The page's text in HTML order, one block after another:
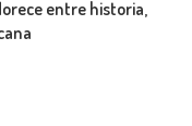
entre historia,